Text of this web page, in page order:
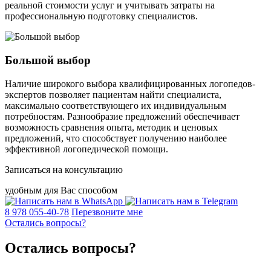
реальной стоимости услуг и учитывать затраты на
профессиональную подготовку специалистов.
Большой выбор
Наличие широкого выбора квалифицированных логопедов-
экспертов позволяет пациентам найти специалиста,
максимально соответствующего их индивидуальным
потребностям. Разнообразие предложений обеспечивает
возможность сравнения опыта, методик и ценовых
предложений, что способствует получению наиболее
эффективной логопедической помощи.
Записаться на консультацию
удобным для Вас способом
8 978 055-40-78 Перезвоните мне
Остались вопросы?
Остались вопросы?